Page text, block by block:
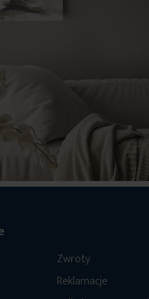
Zwroty
Reklamacje